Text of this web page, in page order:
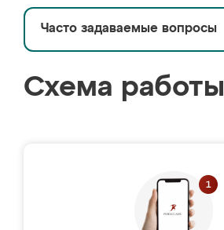
Часто задаваемые вопросы
Схема работы